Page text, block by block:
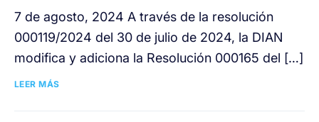
7 de agosto, 2024 A través de la resolución
000119/2024 del 30 de julio de 2024, la DIAN
modifica y adiciona la Resolución 000165 del […]
LEER MÁS